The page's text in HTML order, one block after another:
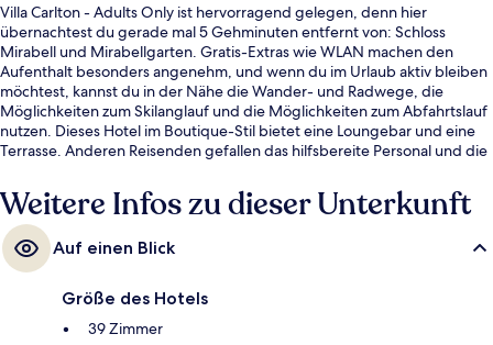
Villa Carlton - Adults Only ist hervorragend gelegen, denn hier
übernachtest du gerade mal 5 Gehminuten entfernt von: Schloss
Mirabell und Mirabellgarten. Gratis-Extras wie WLAN machen den
Aufenthalt besonders angenehm, und wenn du im Urlaub aktiv bleiben
möchtest, kannst du in der Nähe die Wander- und Radwege, die
Möglichkeiten zum Skilanglauf und die Möglichkeiten zum Abfahrtslauf
nutzen. Dieses Hotel im Boutique-Stil bietet eine Loungebar und eine
Terrasse. Anderen Reisenden gefallen das hilfsbereite Personal und die
Weitere Infos zu dieser Unterkunft
Auf einen Blick
Größe des Hotels
39 Zimmer